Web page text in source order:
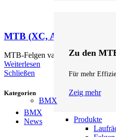
Zu den
Für mehr
Zeig mehr
BMX
Produkte
MTB (XC, AM, Enduro)
MTB-Felgen variieren je nach
Weiterlesen
Schließen
Kategorien
BMX
News